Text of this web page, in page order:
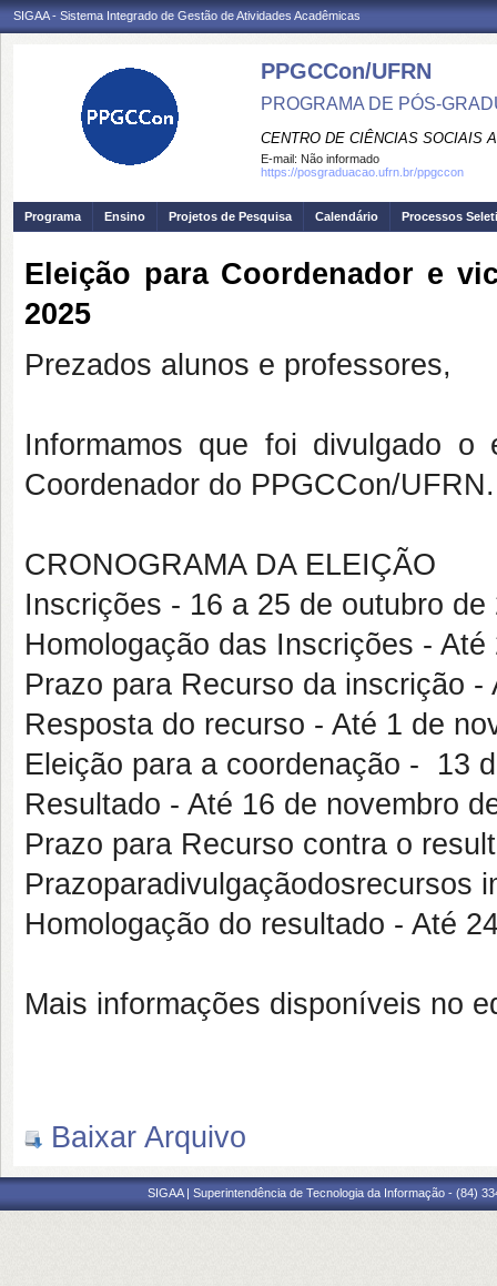
SIGAA - Sistema Integrado de Gestão de Atividades Acadêmicas
PPGCCon/UFRN
PROGRAMA DE PÓS-
CENTRO DE CIÊNCIAS SOCIAIS
E-mail: Não informado
https://posgraduacao.ufrn.br/ppgccon
Programa Ensino Projetos de Pesquisa Calendário Processos
Eleição para Coordenador e
2025
Prezados alunos e professores,
Informamos que foi divulgado
Coordenador do PPGCCon/UFRN.
CRONOGRAMA DA ELEIÇÃO
Inscrições - 16 a 25 de outubro de
Homologação das Inscrições -
Prazo para Recurso da inscrição
Resposta do recurso - Até 1 de
Eleição para a coordenação - 13
Resultado - Até 16 de novembro
Prazo para Recurso contra o
Prazoparadivulgaçãodosrecursos
Homologação do resultado - Até
Mais informações disponíveis no
Baixar Arquivo
SIGAA | Superintendência de Tecnologia da Informação - (84)